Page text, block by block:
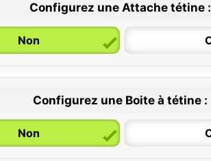
0 / 6 mois
Configurez une Attache tétine :
Non
Configurez une Boite à tétine :
Non